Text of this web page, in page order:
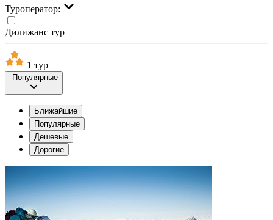
Туроператор:
Дилижанс тур
1 тур
Популярные
Ближайшие
Популярные
Дешевые
Дорогие